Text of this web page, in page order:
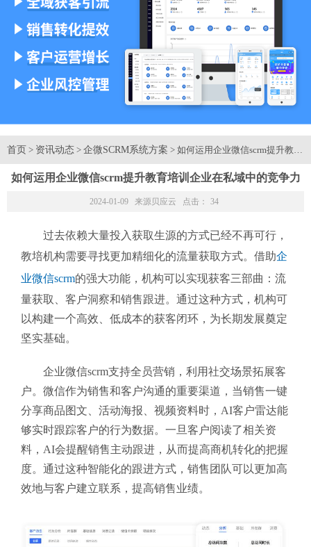
首页 > 资讯动态 > 企微SCRM系统方案 > 如何运用企业微信scrm提升教
如何运用企业微信scrm提升教育培训企业在私域中的竞争力
2024-01-09 来源 贝应云 点击： 34
过去依赖大量投入获取生源的方式已经不再可行，
教培机构需要寻找更加精细化的流量获取方式。借助企
业微信scrm的强大功能，机构可以实现获客三部曲：流
量获取、客户洞察和销售跟进。通过这种方式，机构可
以构建一个高效、低成本的获客闭环，为长期发展奠定
坚实基础。
企业微信scrm支持全员营销，利用社交场景拓展客
户。微信作为销售和客户沟通的重要渠道，当销售一键
分享商品图文、活动海报、视频资料时，AI客户雷达能
够实时跟踪客户的行为数据。一旦客户阅读了相关资
料，AI会提醒销售主动跟进，从而提高商机转化的把握
度。通过这种智能化的跟进方式，销售团队可以更加高
效地与客户建立联系，提高销售业绩。